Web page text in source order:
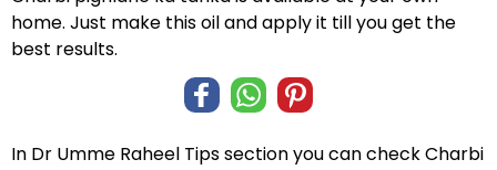
home. Just make this oil and apply it till you get the
best results.
In Dr Umme Raheel Tipssection you can checkCharbi